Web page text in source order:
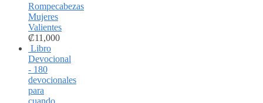
Rompecabezas
Mujeres
Valientes
₡11,000
Libro
Devocional
- 180
devocionales
para
cuando